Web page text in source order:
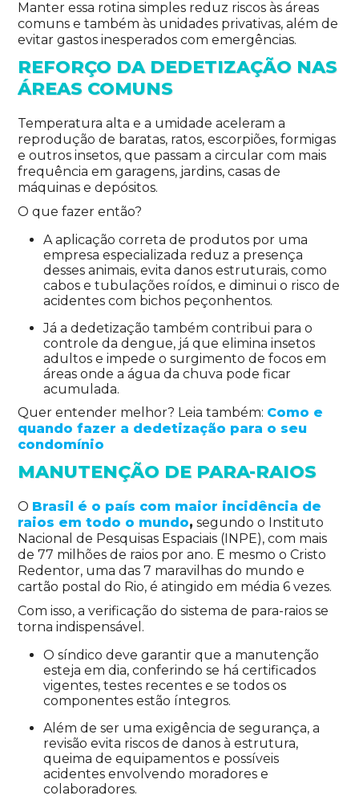
Manter essa rotina simples reduz riscos às áreas
comuns e também às unidades privativas, além de
evitar gastos inesperados com emergências.
REFORÇO DA DEDETIZAÇÃO NAS
ÁREAS COMUNS
Temperatura alta e a umidade aceleram a
reprodução de baratas, ratos, escorpiões, formigas
e outros insetos, que passam a circular com mais
frequência em garagens, jardins, casas de
máquinas e depósitos.
O que fazer então?
A aplicação correta de produtos por uma
empresa especializada reduz a presença
desses animais, evita danos estruturais, como
cabos e tubulações roídos, e diminui o risco de
acidentes com bichos peçonhentos.
Já a dedetização também contribui para o
controle da dengue, já que elimina insetos
adultos e impede o surgimento de focos em
áreas onde a água da chuva pode ficar
acumulada.
Quer entender melhor? Leia também: Como e
quando fazer a dedetização para o seu
condomínio
MANUTENÇÃO DE PARA-RAIOS
O Brasil é o país com maior incidência de
raios em todo o mundo, segundo o Instituto
Nacional de Pesquisas Espaciais (INPE), com mais
de 77 milhões de raios por ano. E mesmo o Cristo
Redentor, uma das 7 maravilhas do mundo e
cartão postal do Rio, é atingido em média 6 vezes.
Com isso, a verificação do sistema de para-raios se
torna indispensável.
O síndico deve garantir que a manutenção
esteja em dia, conferindo se há certificados
vigentes, testes recentes e se todos os
componentes estão íntegros.
Além de ser uma exigência de segurança, a
revisão evita riscos de danos à estrutura,
queima de equipamentos e possíveis
acidentes envolvendo moradores e
colaboradores.